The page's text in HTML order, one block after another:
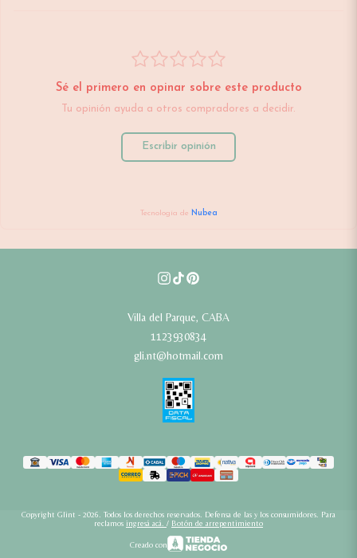
Sé el primero en opinar sobre este producto
Tu opinión ayuda a otros compradores a decidir.
Escribir opinión
Tecnología de Nubea
Villa del Parque, CABA
1123930834
gli.nt@hotmail.com
Copyright Glint - 2026. Todos los derechos reservados. Defensa de las y los consumidores. Para
reclamos ingresá acá. / Botón de arrepentimiento
Creado con